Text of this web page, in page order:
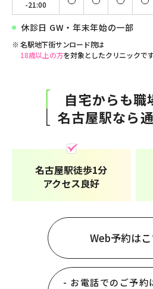
-21:00
休診日 GW・年末年始の一部
名駅地下街サンロード院は
18歳以上の方を対象としたクリニックです
自宅からも職
名古屋駅なら
名古屋駅徒歩1分
アクセス良好
Web予約は
- お電話でのご予約